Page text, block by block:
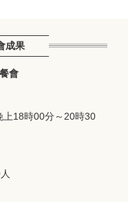
成果
會
上18時00分～20時30